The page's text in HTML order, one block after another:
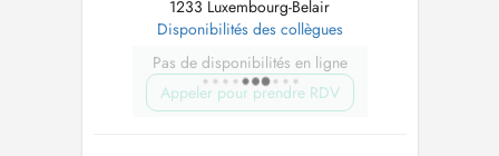
1233 Luxembourg-Belair
Disponibilités des collègues
Pas de disponibilités en ligne
Appeler pour prendre RDV